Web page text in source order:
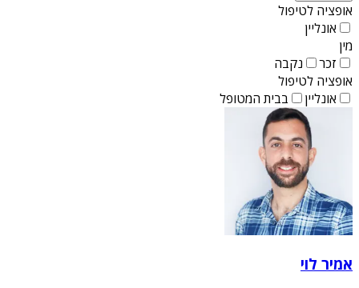
אופציה לטיפול
אונליין
מין
זכר
נקבה
אופציה לטיפול
אונליין
בבית המטופל
אמיר לוי